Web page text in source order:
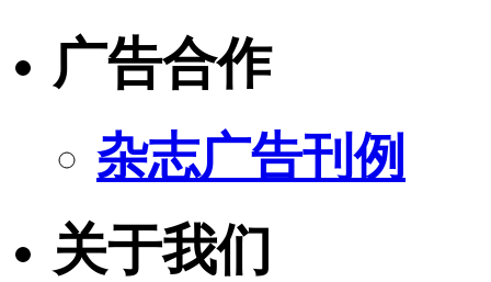
广告合作
杂志广告刊例
关于我们